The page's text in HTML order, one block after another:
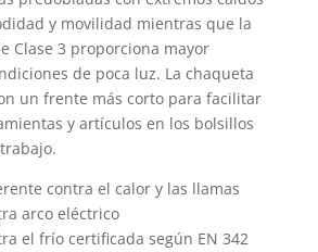
y movilidad mientras que la
Clase 3 proporciona mayor
de poca luz. La chaqueta
un frente más corto para facilitar
y artículos en los bolsillos
contra el calor y las llamas
arco eléctrico
el frío certificada según EN 342